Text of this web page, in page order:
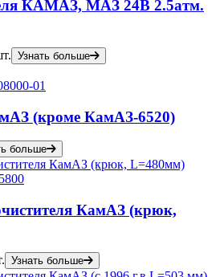
КАМАЗ, МАЗ 24В 2.5атм.
Узнать больше
01
(кроме КамАЗ-6520)
больше
КамАЗ (крюк,
Узнать больше